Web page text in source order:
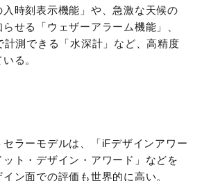
時刻表示機能」や、急激な天候の
せる「ウェザーアラーム機能」、
計測できる「水深計」など、高精度
る。
ラーモデルは、「iFデザインアワー
ット・デザイン・アワード」などを
ン面での評価も世界的に高い。